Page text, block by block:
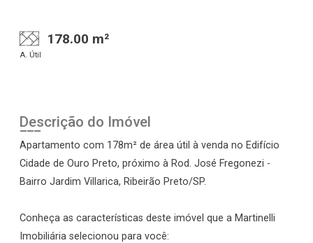
178.00 m²
A. Útil
Descrição do Imóvel
Apartamento com 178m² de área útil à venda no Edifício
Cidade de Ouro Preto, próximo à Rod. José Fregonezi -
Bairro Jardim Villarica, Ribeirão Preto/SP.
Conheça as características deste imóvel que a Martinelli
Imobiliária selecionou para você: